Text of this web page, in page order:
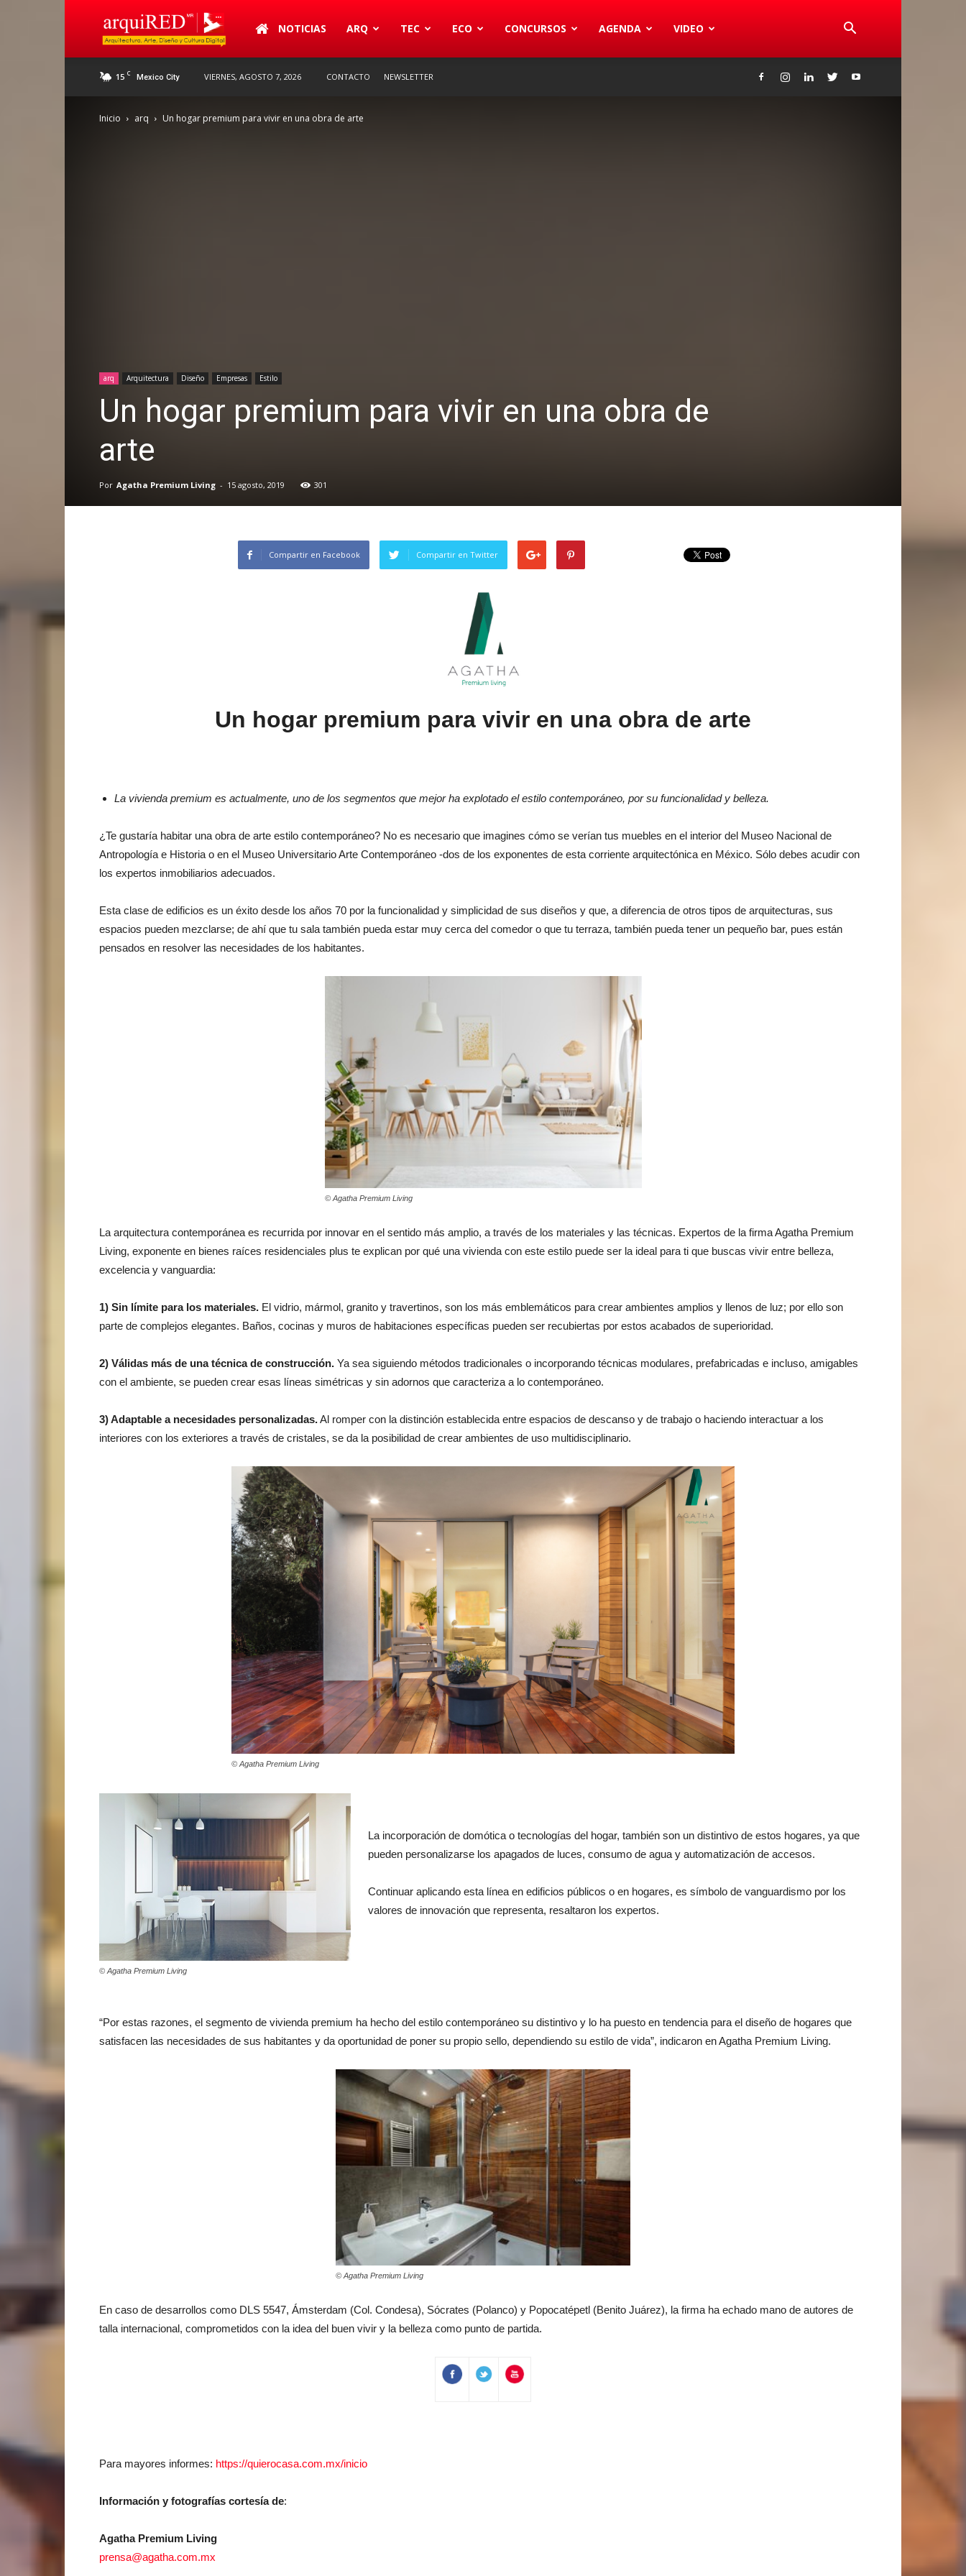
arquiREDNOTICIAS ARQ TEC ECO CONCURSOS AGENDA VIDEO
15 C Mexico City VIERNES, AGOSTO 7, 2026 CONTACTO NEWSLETTER
Inicio arq Un hogar premium para vivir en una obra de arte
arq Arquitectura Diseño Empresas Estilo
Un hogar premium para vivir en una obra de
arte
Por Agatha Premium Living - 15 agosto, 2019 301
Compartir en Facebook Compartir en Twitter
Un hogar premium para vivir en una obra de arte
La vivienda premium es actualmente, uno de los segmentos que mejor ha explotado el estilo contemporáneo, por su funcionalidad y belleza.
¿Te gustaría habitar una obra de arte estilo contemporáneo? No es necesario que imagines cómo se verían tus muebles en el interior del Museo Nacional de
Antropología e Historia o en el Museo Universitario Arte Contemporáneo -dos de los exponentes de esta corriente arquitectónica en México. Sólo debes acudir con
los expertos inmobiliarios adecuados.
Esta clase de edificios es un éxito desde los años 70 por la funcionalidad y simplicidad de sus diseños y que, a diferencia de otros tipos de arquitecturas, sus
espacios pueden mezclarse; de ahí que tu sala también pueda estar muy cerca del comedor o que tu terraza, también pueda tener un pequeño bar, pues están
pensados en resolver las necesidades de los habitantes.
© Agatha Premium Living
La arquitectura contemporánea es recurrida por innovar en el sentido más amplio, a través de los materiales y las técnicas. Expertos de la firma Agatha Premium
Living, exponente en bienes raíces residenciales plus te explican por qué una vivienda con este estilo puede ser la ideal para ti que buscas vivir entre belleza,
excelencia y vanguardia:
1) Sin límite para los materiales. El vidrio, mármol, granito y travertinos, son los más emblemáticos para crear ambientes amplios y llenos de luz; por ello son
parte de complejos elegantes. Baños, cocinas y muros de habitaciones específicas pueden ser recubiertas por estos acabados de superioridad.
2) Válidas más de una técnica de construcción. Ya sea siguiendo métodos tradicionales o incorporando técnicas modulares, prefabricadas e incluso, amigables
con el ambiente, se pueden crear esas líneas simétricas y sin adornos que caracteriza a lo contemporáneo.
3) Adaptable a necesidades personalizadas.Al romper con la distinción establecida entre espacios de descanso y de trabajo o haciendo interactuar a los
interiores con los exteriores a través de cristales, se da la posibilidad de crear ambientes de uso multidisciplinario.
© Agatha Premium Living
© Agatha Premium Living
La incorporación de domótica o tecnologías del hogar, también son un distintivo de estos hogares, ya que
pueden personalizarse los apagados de luces, consumo de agua y automatización de accesos.
Continuar aplicando esta línea en edificios públicos o en hogares, es símbolo de vanguardismo por los
valores de innovación que representa, resaltaron los expertos.
“Por estas razones, el segmento de vivienda premium ha hecho del estilo contemporáneo su distintivo y lo ha puesto en tendencia para el diseño de hogares que
satisfacen las necesidades de sus habitantes y da oportunidad de poner su propio sello, dependiendo su estilo de vida”, indicaron en Agatha Premium Living.
© Agatha Premium Living
En caso de desarrollos como DLS 5547, Ámsterdam (Col. Condesa), Sócrates (Polanco) y Popocatépetl (Benito Juárez), la firma ha echado mano de autores de
talla internacional, comprometidos con la idea del buen vivir y la belleza como punto de partida.
Para mayores informes: https://quierocasa.com.mx/inicio
Información y fotografías cortesía de:
Agatha Premium Living
prensa@agatha.com.mx